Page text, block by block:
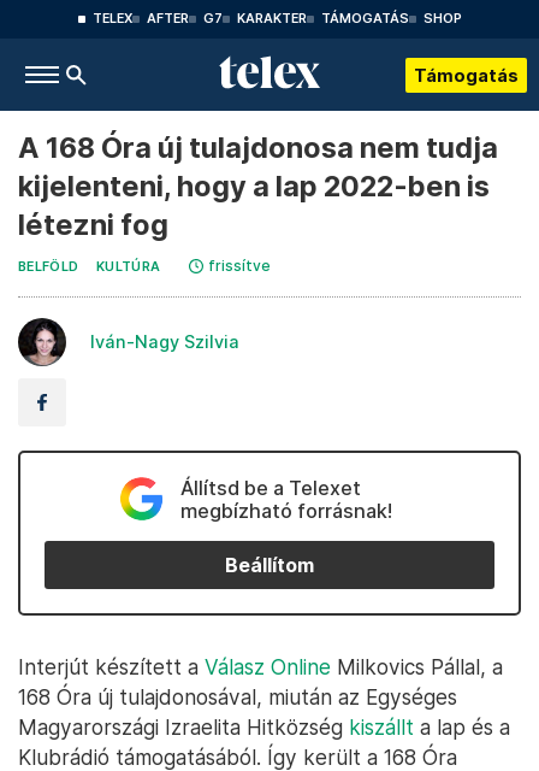
TELEX AFTER G7 KARAKTER TÁMOGATÁS SHOP
Támogatás
A 168 Óra új tulajdonosa nem tudja
kijelenteni, hogy a lap 2022-ben is
létezni fog
BELFÖLD KULTÚRA frissítve
Iván-Nagy Szilvia
Állítsd be a Telexet
megbízható forrásnak!
Beállítom
Interjút készített a Válasz Online Milkovics Pállal, a
168 Óra új tulajdonosával, miután az Egységes
Magyarországi Izraelita Hitközség kiszállt a lap és a
Klubrádió támogatásából. Így került a 168 Óra